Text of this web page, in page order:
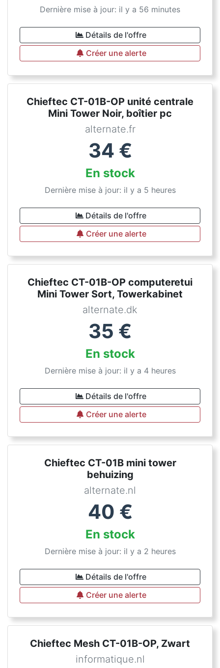
Dernière mise à jour: il y a 56 minutes
Détails de l'offre
Créer une alerte
Chieftec CT-01B-OP unité centrale
Mini Tower Noir, boîtier pc
alternate.fr
34 €
En stock
Dernière mise à jour: il y a 5 heures
Détails de l'offre
Créer une alerte
Chieftec CT-01B-OP computeretui
Mini Tower Sort, Towerkabinet
alternate.dk
35 €
En stock
Dernière mise à jour: il y a 4 heures
Détails de l'offre
Créer une alerte
Chieftec CT-01B mini tower
behuizing
alternate.nl
40 €
En stock
Dernière mise à jour: il y a 2 heures
Détails de l'offre
Créer une alerte
Chieftec Mesh CT-01B-OP, Zwart
informatique.nl